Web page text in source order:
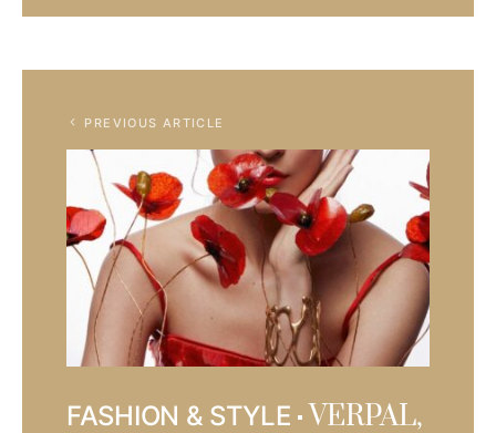
PREVIOUS ARTICLE
FASHION & STYLE VERPAL,